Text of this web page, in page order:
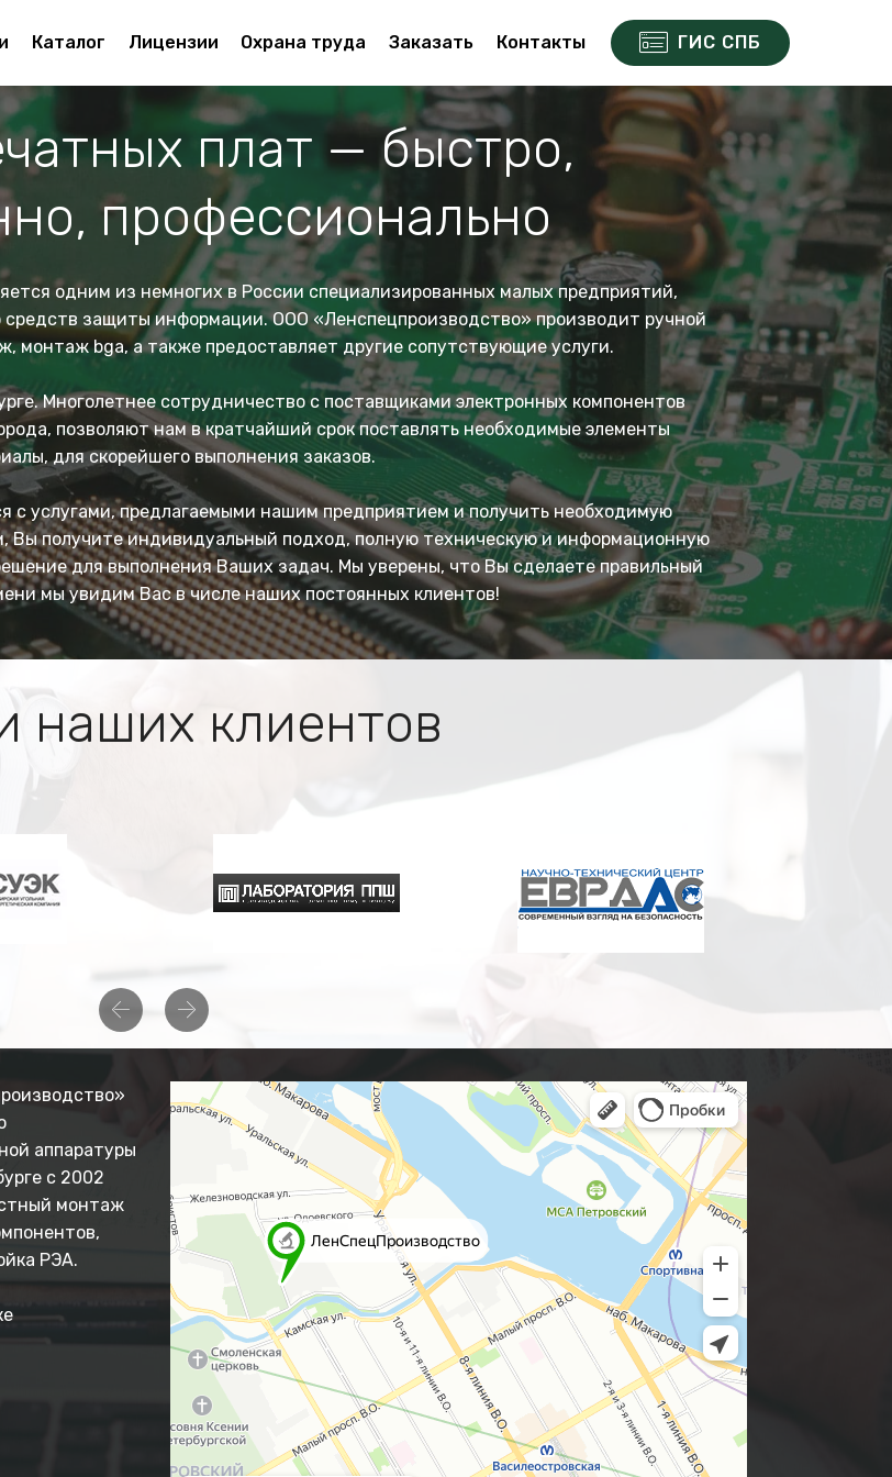
Каталог Лицензии Охрана труда Заказать Контакты ГИС СПБ
плат — быстро,
профессионально
одним из немногих в России специализированных малых предприятий,
средств защиты информации.ООО «Ленспецпроизводство»производит ручной
монтаж bga, а также предоставляет другие сопутствующие услуги.
. Многолетнее сотрудничество с поставщиками электронных компонентов
позволяют нам в кратчайший срок поставлять необходимые элементы
для скорейшего выполнения заказов.
с услугами, предлагаемыми нашим предприятием и получить необходимую
Вы получите индивидуальный подход, полную техническую и информационную
для выполнения Ваших задач. Мы уверены, что Вы сделаете правильный
мы увидим Вас в числе наших постоянных клиентов!
наших клиентов
PreviousNext
аппаратуры
с 2002
монтаж
РЭА.